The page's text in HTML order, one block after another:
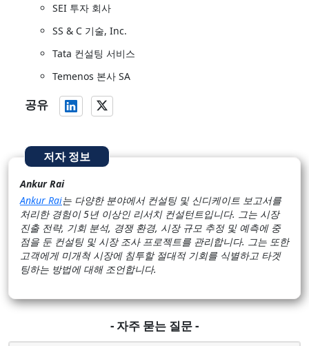
SEI 투자 회사
SS & C 기술, Inc.
Tata 컨설팅 서비스
Temenos 본사 SA
공유
저자 정보
Ankur Rai
Ankur Rai는 다양한 분야에서 컨설팅 및 신디케이트 보고서를
처리한 경험이 5년 이상인 리서치 컨설턴트입니다. 그는 시장
진출 전략, 기회 분석, 경쟁 환경, 시장 규모 추정 및 예측에 중
점을 둔 컨설팅 및 시장 조사 프로젝트를 관리합니다. 그는 또한
고객에게 미개척 시장에 침투할 절대적 기회를 식별하고 타겟
팅하는 방법에 대해 조언합니다.
- 자주 묻는 질문 -